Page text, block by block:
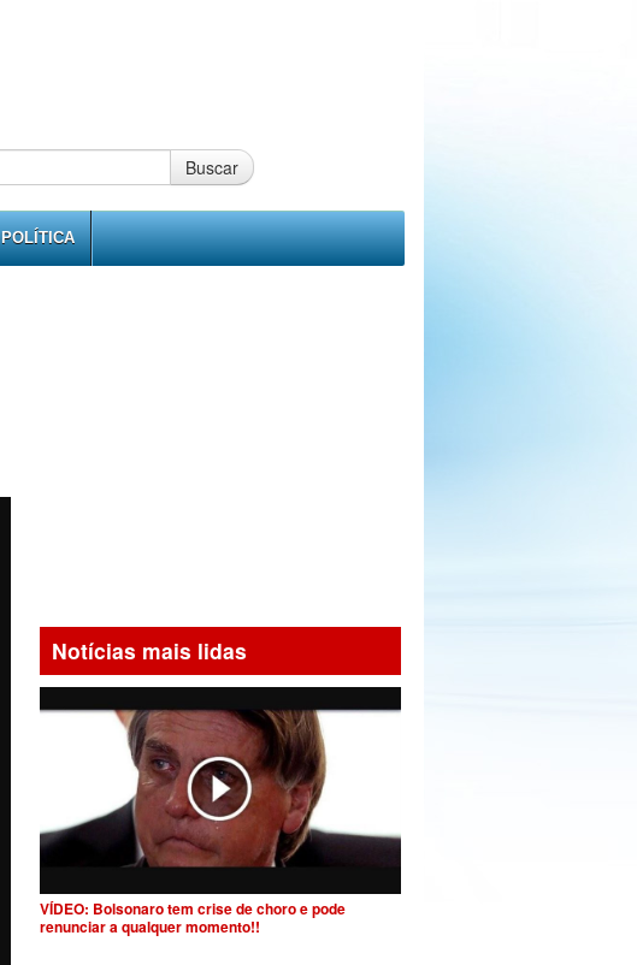
Buscar
POLÍTICA
Notícias mais lidas
VÍDEO: Bolsonaro tem crise de choro e pode
renunciar a qualquer momento!!